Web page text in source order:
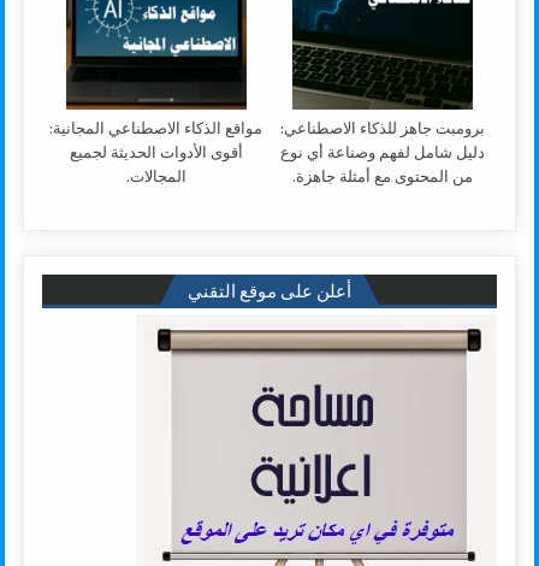
برومبت جاهز للذكاء الاصطناعي:
دليل شامل لفهم وصناعة أي نوع
من المحتوى مع أمثلة جاهزة.
مواقع الذكاء الاصطناعي المجانية:
أقوى الأدوات الحديثة لجميع
المجالات.
أعلن على موقع التقني